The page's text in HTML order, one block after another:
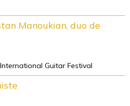
Manoukian, duo de
Guitar Festival